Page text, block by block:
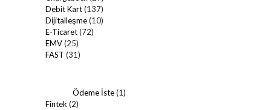
Debit Kart(137)
Dijitalleşme(10)
E-Ticaret(72)
EMV(25)
FAST (31)
Ödeme İste(1)
Fintek(2)